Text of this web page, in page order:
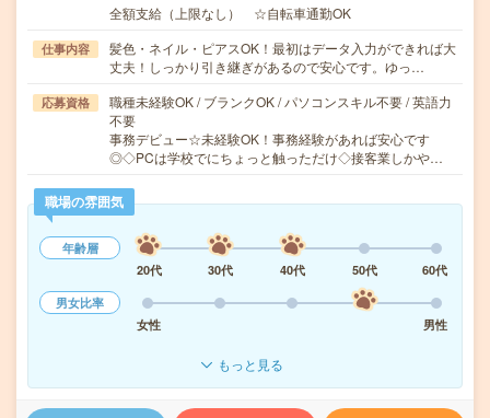
全額支給（上限なし） ☆自転車通勤OK
仕事内容
髪色・ネイル・ピアスOK！最初はデータ入力ができれば大
丈夫！しっかり引き継ぎがあるので安心です。ゆっ…
応募資格
職種未経験OK / ブランクOK / パソコンスキル不要 / 英語力
不要
事務デビュー☆未経験OK！事務経験があれば安心です
◎◇PCは学校でにちょっと触っただけ◇接客業しかや…
職場の雰囲気
年齢層
20代
30代 40代 50代
60代
男女比率
女性
男性
もっと見る